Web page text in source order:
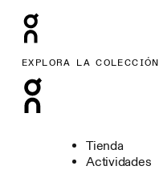
EXPLORA LA COLECCIÓN
Tienda
Actividades